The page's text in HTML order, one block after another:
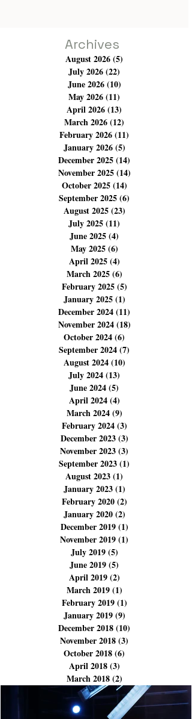
Archives
August 2026 (5)
July 2026 (22)22 posts
June 2026(10)10 posts
May 2026(11)11 posts
April 2026(13)13 posts
March 2026(12)12 posts
February 2026 (11)11 posts
January 2026 (5)5 posts
December 2025 (14)
November 2025(14)
October 2025 (14)
September 2025
August 2025 (23)
July 2025 (11)
June 2025 (4)4 posts
May 2025(6)6 posts
April 2025(4)4 posts
March 2025 (6)6 posts
February 2025 (5)5 posts
January 2025 (1) 1 post
December 2024 (11)
November 2024(18)
October 2024 (6)
September 2024
August 2024 (10)
July 2024 (13)13 posts
June 2024(5)5 posts
April 2024(4)4 posts
March 2024(9)9 posts
February 2024 (3)3 posts
December 2023(3)
November 2023 (3)
September 2023 (1)
August 2023 (1)1 post
January 2023(1)1 post
February 2020 (2)2 posts
January 2020(2) 2 posts
December 2019
November 2019(1)
July 2019 (5)5 posts
June 2019(5)5 posts
April 2019(2)2 posts
March 2019(1)1 post
February 2019 (1)1 post
January 2019 (9)9 posts
December 2018(10)
November 2018(3)
October 2018(6)6 posts
April 2018(3)3 posts
March 2018(2)2 posts